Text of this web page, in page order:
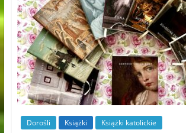
Dorośli Książki Książki katolickie